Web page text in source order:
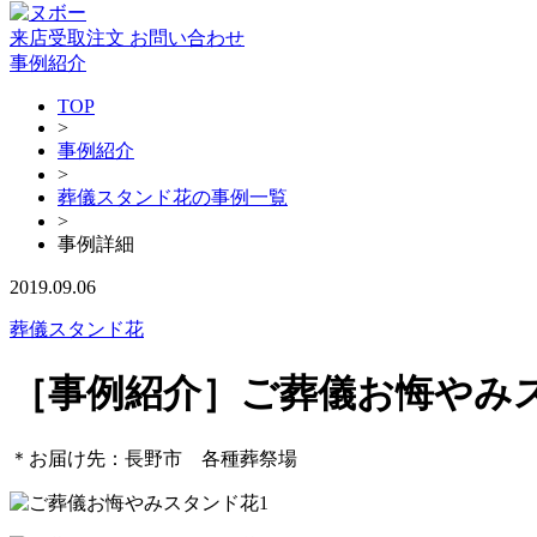
来店受取注文 お問い合わせ
事例紹介
TOP
>
事例紹介
>
葬儀スタンド花の事例一覧
>
事例詳細
2019.09.06
葬儀スタンド花
［事例紹介］ご葬儀お悔やみ
＊お届け先：長野市 各種葬祭場